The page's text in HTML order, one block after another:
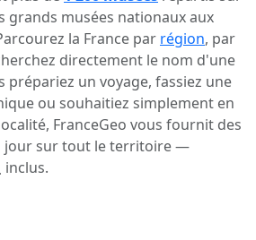
musées nationaux aux
la France par région, par
directement le nom d'une
prépariez un voyage, fassiez une
ou souhaitiez simplement en
FranceGeo vous fournit des
jour sur tout le territoire —
inclus.